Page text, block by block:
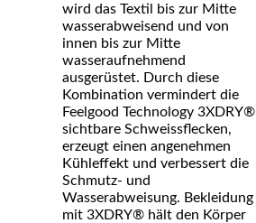
wird das Textil bis zur Mitte
wasserabweisend und von
innen bis zur Mitte
wasseraufnehmend
ausgerüstet. Durch diese
Kombination vermindert die
Feelgood Technology 3XDRY®
sichtbare Schweissflecken,
erzeugt einen angenehmen
Kühleffekt und verbessert die
Schmutz- und
Wasserabweisung. Bekleidung
mit 3XDRY® hält den Körper